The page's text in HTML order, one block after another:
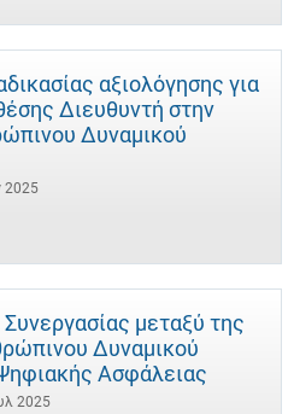
αξιολόγησης για
Διευθυντή στην
Δυναμικού
2025
μεταξύ της
Δυναμικού
Ασφάλειας
2025